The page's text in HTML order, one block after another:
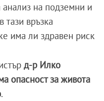
на подземни и
тази връзка
има ли здравен риск
д-р Илко
опасност за живота
.